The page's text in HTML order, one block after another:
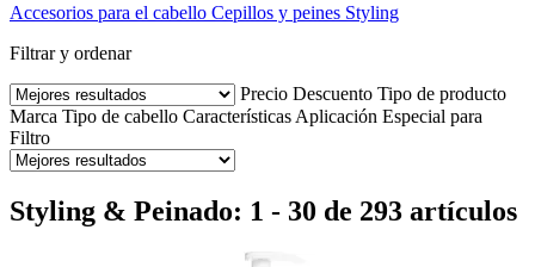
Accesorios para el cabello Cepillos y peines Styling
Filtrar y ordenar
Precio Descuento Tipo de producto
Marca Tipo de cabello Características Aplicación Especial para
Filtro
Styling & Peinado: 1 - 30 de 293 artículos